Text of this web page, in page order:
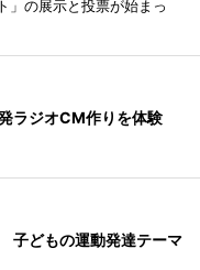
」の展示と投票が始まっ
ラジオCM作りを体験
子どもの運動発達テーマ